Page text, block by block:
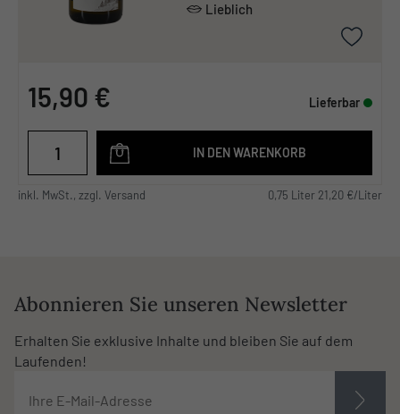
Lieblich
15,90 € Lieferbar
IN DEN WARENKORB
inkl. MwSt., zzgl. Versand 0,75 Liter 21,20 €/Liter
Abonnieren Sie unseren Newsletter
Erhalten Sie exklusive Inhalte und bleiben Sie auf dem
Laufenden!